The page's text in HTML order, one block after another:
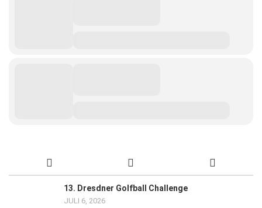
13. Dresdner Golfball Challenge
JULI 6, 2026